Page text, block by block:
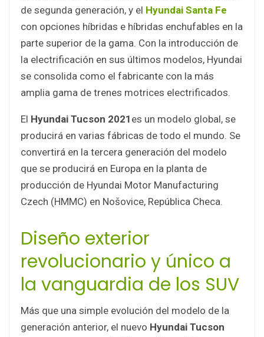
de segunda generación, y el Hyundai Santa Fe
con opciones híbridas e híbridas enchufables en la
parte superior de la gama. Con la introducción de
la electrificación en sus últimos modelos, Hyundai
se consolida como el fabricante con la más
amplia gama de trenes motrices electrificados.
El Hyundai Tucson 2021 es un modelo global, se
producirá en varias fábricas de todo el mundo. Se
convertirá en la tercera generación del modelo
que se producirá en Europa en la planta de
producción de Hyundai Motor Manufacturing
Czech (HMMC) en Nošovice, República Checa.
Diseño exterior
revolucionario y único a
la vanguardia de los SUV
Más que una simple evolución del modelo de la
generación anterior, el nuevo Hyundai Tucson